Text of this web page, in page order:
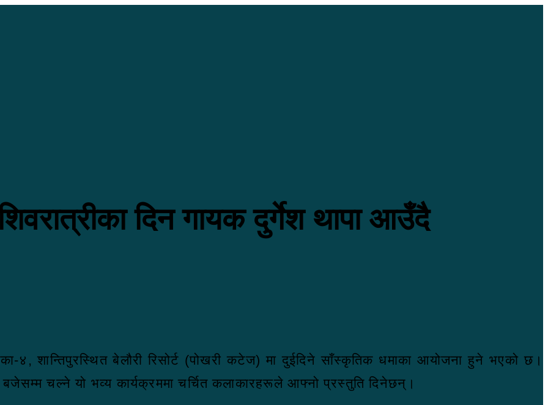
दिन गायक दुर्गेश थापा आउँदै
४, शान्तिपुरस्थित बेलौरी रिसोर्ट (पोखरी कटेज) मा दुईदिने साँस्कृतिक धमाका आयोजना हुने भएको छ।
चल्ने यो भव्य कार्यक्रममा चर्चित कलाकारहरूले आफ्नो प्रस्तुति दिनेछन्।